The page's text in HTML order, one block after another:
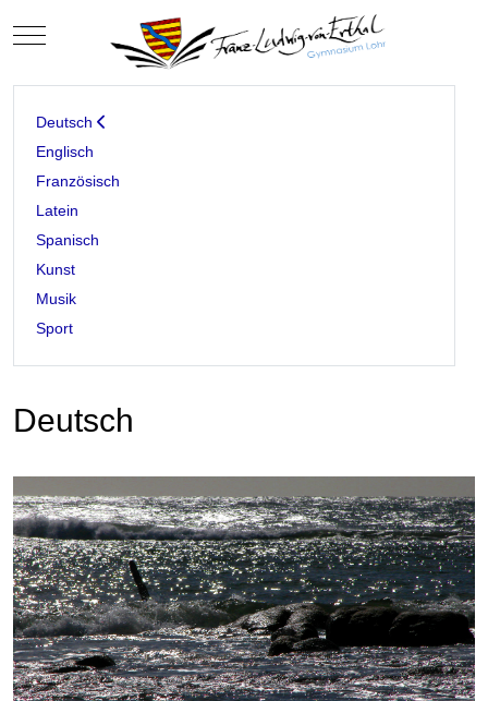
Mobile Menu Toggle
Deutsch
Englisch
Französisch
Latein
Spanisch
Kunst
Musik
Sport
Deutsch